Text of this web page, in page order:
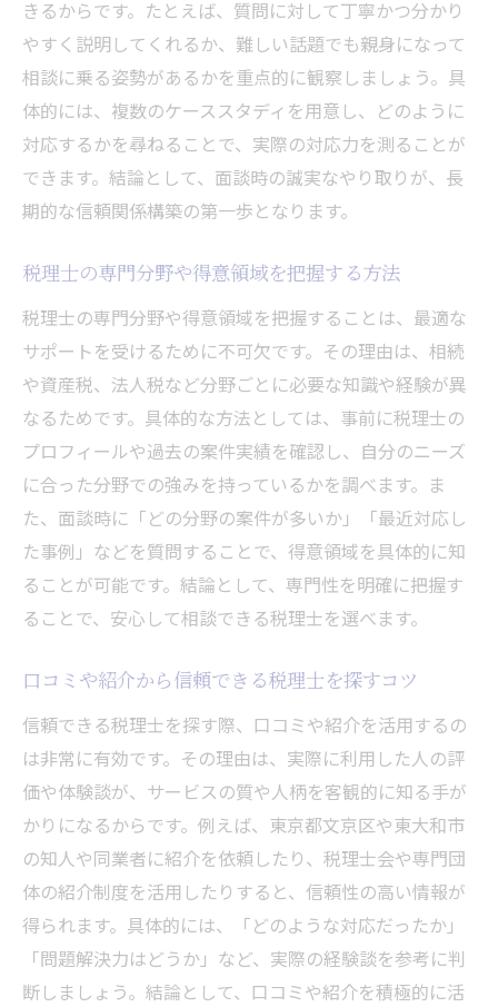
きるからです。たとえば、質問に対して丁寧かつ分かり
やすく説明してくれるか、難しい話題でも親身になって
相談に乗る姿勢があるかを重点的に観察しましょう。具
体的には、複数のケーススタディを用意し、どのように
対応するかを尋ねることで、実際の対応力を測ることが
できます。結論として、面談時の誠実なやり取りが、長
期的な信頼関係構築の第一歩となります。
税理士の専門分野や得意領域を把握する方法
税理士の専門分野や得意領域を把握することは、最適な
サポートを受けるために不可欠です。その理由は、相続
や資産税、法人税など分野ごとに必要な知識や経験が異
なるためです。具体的な方法としては、事前に税理士の
プロフィールや過去の案件実績を確認し、自分のニーズ
に合った分野での強みを持っているかを調べます。ま
た、面談時に「どの分野の案件が多いか」「最近対応し
た事例」などを質問することで、得意領域を具体的に知
ることが可能です。結論として、専門性を明確に把握す
ることで、安心して相談できる税理士を選べます。
口コミや紹介から信頼できる税理士を探すコツ
信頼できる税理士を探す際、口コミや紹介を活用するの
は非常に有効です。その理由は、実際に利用した人の評
価や体験談が、サービスの質や人柄を客観的に知る手が
かりになるからです。例えば、東京都文京区や東大和市
の知人や同業者に紹介を依頼したり、税理士会や専門団
体の紹介制度を活用したりすると、信頼性の高い情報が
得られます。具体的には、「どのような対応だったか」
「問題解決力はどうか」など、実際の経験談を参考に判
断しましょう。結論として、口コミや紹介を積極的に活